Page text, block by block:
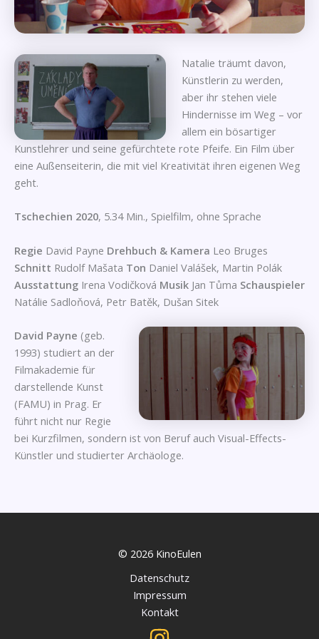
Natalie träumt davon,
Künstlerin zu werden,
aber ihr stehen viele
Hindernisse im Weg – vor
allem ein bösartiger
Kunstlehrer und seine gefürchtete rote Pfeife. Ein Film über
eine Außenseiterin, die mit viel Kreativität ihren eigenen Weg
geht.
Tschechien 2020, 5.34 Min., Spielfilm, ohne Sprache
Regie David Payne Drehbuch & Kamera Leo Bruges
Schnitt Rudolf Mašata Ton Daniel Valášek, Martin Polák
Ausstattung Irena Vodičková Musik Jan Tůma Schauspieler
Natálie Sadloňová, Petr Batěk, Dušan Sitek
David Payne (geb.
1993) studiert an der
Filmakademie für
darstellende Kunst
(FAMU) in Prag. Er
führt nicht nur Regie
bei Kurzfilmen, sondern ist von Beruf auch Visual-Effects-
Künstler und studierter Archäologe.
© 2026 KinoEulen
Datenschutz
Impressum
Kontakt